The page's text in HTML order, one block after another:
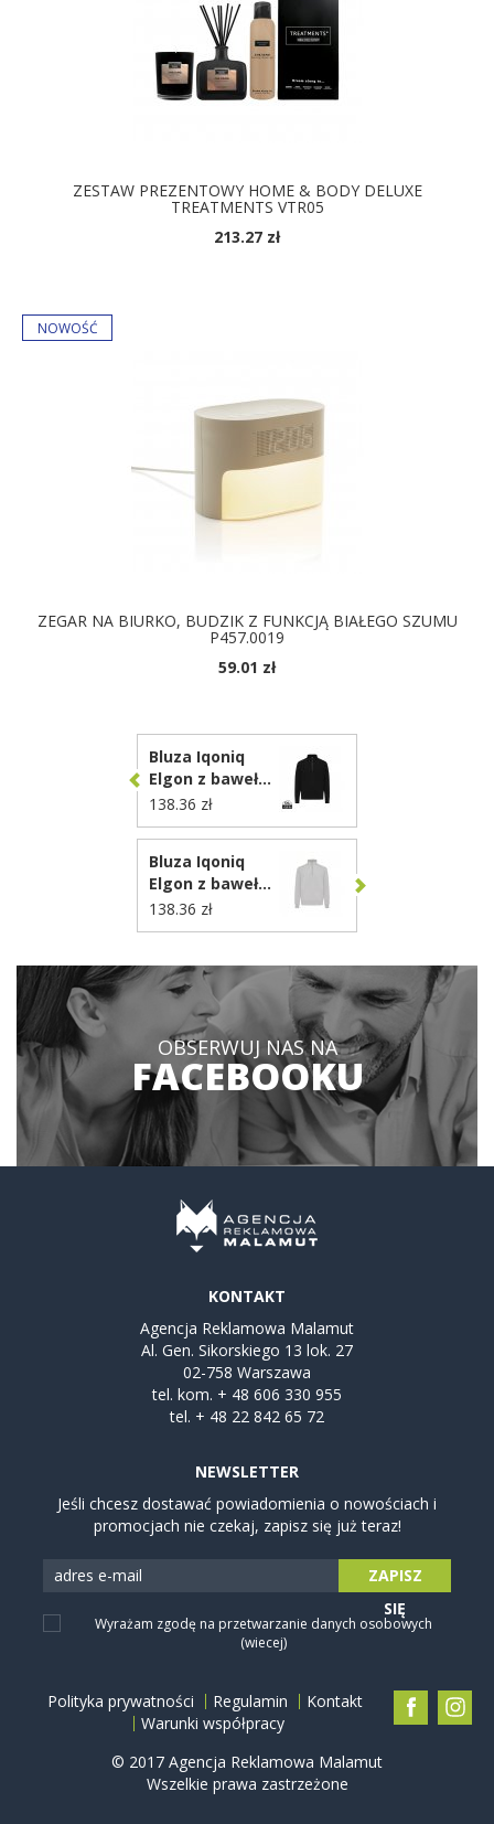
ZESTAW PREZENTOWY HOME & BODY DELUXE
TREATMENTS VTR05
213.27 zł
ZEGAR NA BIURKO, BUDZIK Z FUNKCJĄ BIAŁEGO SZUMU
P457.0019
59.01 zł
Bluza Iqoniq
Elgon z bawełny
z recyklingu
T9601.001
138.36 zł
Bluza Iqoniq
Elgon z bawełny
z recyklingu
T9601.032
138.36 zł
OBSERWUJ NAS NA
FACEBOOKU
KONTAKT
Agencja Reklamowa Malamut
Al. Gen. Sikorskiego 13 lok. 27
02-758 Warszawa
tel. kom. + 48 606 330 955
tel. + 48 22 842 65 72
NEWSLETTER
Jeśli chcesz dostawać powiadomienia o nowościach i
promocjach nie czekaj, zapisz się już teraz!
Wyrażam zgodę na przetwarzanie danych osobowych
(wiecej)
ZAPISZ
SIĘ
Polityka prywatności Regulamin
Kontakt
Warunki współpracy
© 2017 Agencja Reklamowa Malamut
Wszelkie prawa zastrzeżone